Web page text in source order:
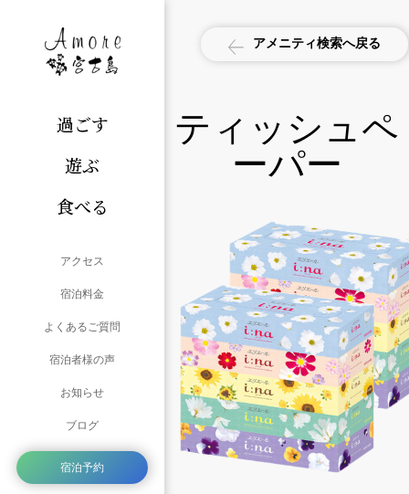
過ごす
遊ぶ
食べる
アクセス
宿泊料金
よくあるご質問
宿泊者様の声
お知らせ
ブログ
宿泊予約
アメニティ検索へ戻る
ティッシュペ
ーパー